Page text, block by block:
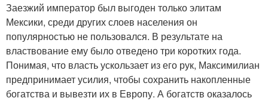
Заезжий император был выгоден только элитам
Мексики, среди других слоев населения он
популярностью не пользовался. В результате на
властвование ему было отведено три коротких года.
Понимая, что власть ускользает из его рук, Максимилиан
предпринимает усилия, чтобы сохранить накопленные
богатства и вывезти их в Европу. А богатств оказалось